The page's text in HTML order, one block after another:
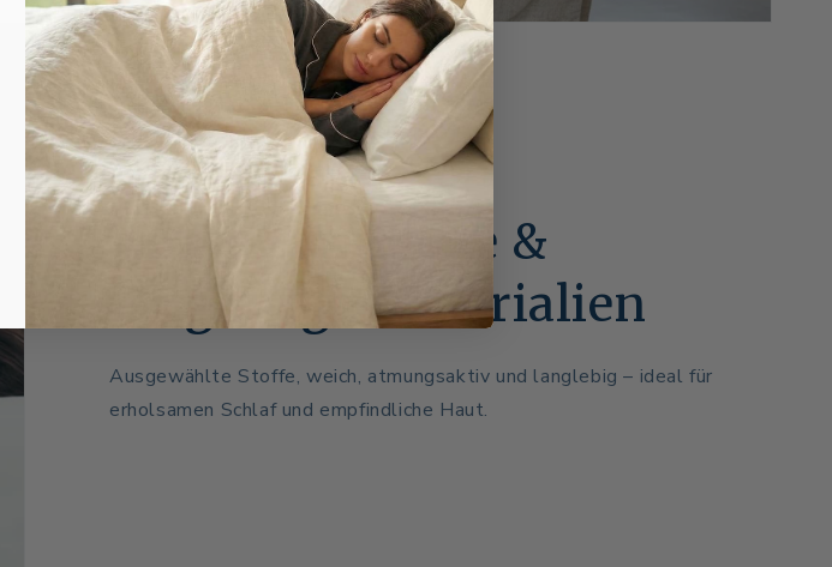
Hautfreundliche &
langlebige Materialien
Ausgewählte Stoffe, weich, atmungsaktiv und langlebig – ideal für
erholsamen Schlaf und empfindliche Haut.